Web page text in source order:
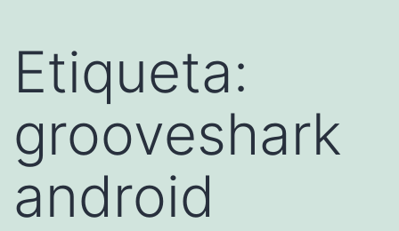
Etiqueta:
grooveshark
android